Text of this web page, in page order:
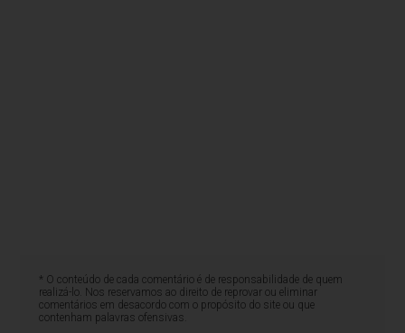
* O conteúdo de cada comentário é de responsabilidade de quem
realizá-lo. Nos reservamos ao direito de reprovar ou eliminar
comentários em desacordo com o propósito do site ou que
contenham palavras ofensivas.